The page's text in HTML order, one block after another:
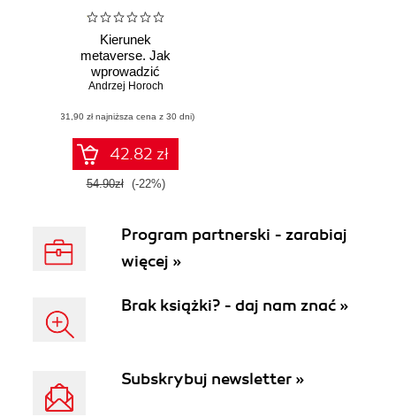
Kierunek
metaverse. Jak
wprowadzić
technologie VR,
firmie
Andrzej Horoch
(31,90 zł najniższa cena z 30 dni)
42.82 zł
54.90zł (-22%)
Program partnerski - zarabiaj
więcej »
Brak książki? - daj nam znać »
Subskrybuj newsletter »